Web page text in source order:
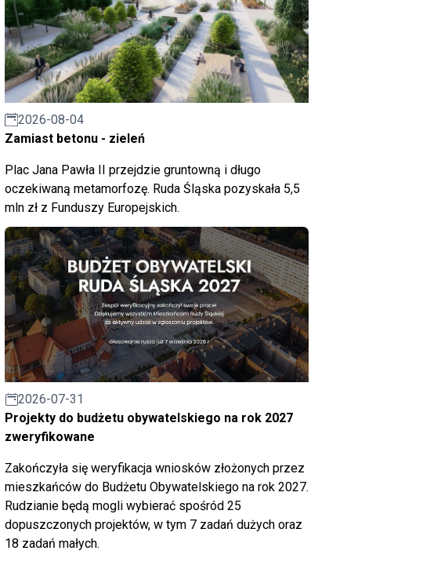
2026-08-04
Zamiast betonu - zieleń
Plac Jana Pawła II przejdzie gruntowną i długo
oczekiwaną metamorfozę. Ruda Śląska pozyskała 5,5
mln zł z Funduszy Europejskich.
2026-07-31
Projekty do budżetu obywatelskiego na rok 2027
zweryfikowane
Zakończyła się weryfikacja wniosków złożonych przez
mieszkańców do Budżetu Obywatelskiego na rok 2027.
Rudzianie będą mogli wybierać spośród 25
dopuszczonych projektów, w tym 7 zadań dużych oraz
18 zadań małych.